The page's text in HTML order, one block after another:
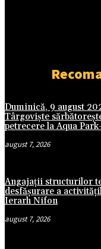
Duminică, 9 august
Târgoviște
petrecere la Aqua
august 7, 2026
Angajații structurilor
desfășurare a
Ierarh Nifon
august 7, 2026